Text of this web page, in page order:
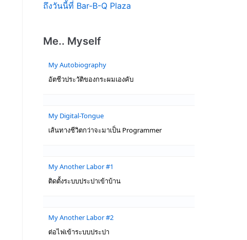
ถึงวันนี้ที่ Bar-B-Q Plaza
Me.. Myself
My Autobiography
อัตชีวประวัติของกระผมเองคับ
My Digital-Tongue
เส้นทางชีวิตกว่าจะมาเป็น Programmer
My Another Labor #1
ติดตั้งระบบประปาเข้าบ้าน
My Another Labor #2
ต่อไฟเข้าระบบประปา